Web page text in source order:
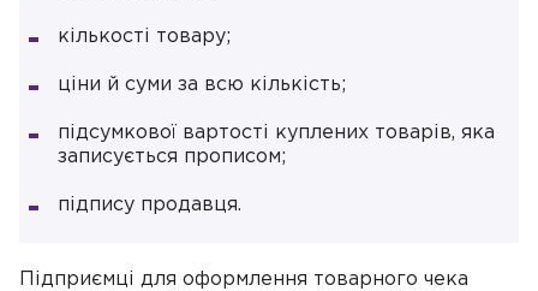
кількості товару;
ціни й суми за всю кількість;
підсумкової вартості куплених товарів, яка
записується прописом;
підпису продавця.
Підприємці для оформлення товарного чека